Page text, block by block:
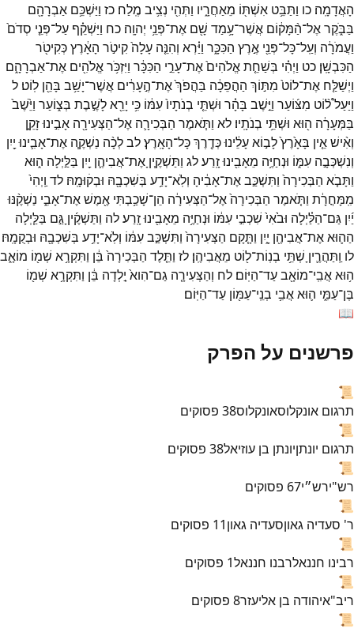
הָאֲדָמָֽה׃ כו וַתַּבֵּ֥ט אִשְׁתּ֖וֹ מֵאַחֲרָ֑יו וַתְּהִ֖י נְצִ֥יב מֶֽלַח׃ כז וַיַּשְׁכֵּ֥ם אַבְרָהָ֖ם
בַּבֹּ֑קֶראֶל־הַ֨מָּק֔וֹם אֲשֶׁר־עָ֥מַד שָׁ֖ם אֶת־פְּנֵ֥י יְהוָֽה׃ כח וַיַּשְׁקֵ֗ף עַל־פְּנֵ֤י סְדֹם֙
וַעֲמֹרָ֔ה וְעַֽל־כָּל־פְּנֵ֖י אֶ֣רֶץ הַכִּכָּ֑ר וַיַּ֗רְא וְהִנֵּ֤ה עָלָה֙קִיטֹ֣ר הָאָ֔רֶץכְּקִיטֹ֖ר
הַכִּבְשָֽׁן׃ כט וַיְהִ֗י בְּשַׁחֵ֤תאֱלֹהִים֙אֶת־עָרֵ֣י הַכִּכָּ֔ר וַיִּזְכֹּ֥ראֱלֹהִ֖ים אֶת־אַבְרָהָ֑ם
וַיְשַׁלַּ֤ח אֶת־לוֹט֙ מִתּ֣וֹךְ הַהֲפֵכָ֔ה בַּהֲפֹךְ֙אֶת־הֶ֣עָרִ֔ים אֲשֶׁר־יָשַׁ֥ב בָּהֵ֖ן לֽוֹט׃ ל
וַיַּעַל֩ל֨וֹט מִצּ֜וֹעַר וַיֵּ֣שֶׁב בָּהָ֗ר וּשְׁתֵּ֤י בְנֹתָיו֙עִמּ֔וֹ כִּ֥י יָרֵ֖אלָשֶׁ֣בֶת בְּצ֑וֹעַר וַיֵּ֙שֶׁב֙
בַּמְּעָרָ֔ה ה֖וּא וּשְׁתֵּ֥י בְנֹתָֽיו׃ לא וַתֹּ֧אמֶר הַבְּכִירָ֛ה אֶל־הַצְּעִירָ֖ה אָבִ֣ינוּזָקֵ֑ן
וְאִ֨ישׁאֵ֤ין בָּאָ֙רֶץ֙לָב֣וֹאעָלֵ֔ינוּכְּדֶ֖רֶךְכָּל־הָאָֽרֶץ׃לבלְכָ֨ה נַשְׁקֶ֧ה אֶת־אָבִ֛ינוּ יַ֖יִן
וְנִשְׁכְּבָ֣ה עִמּ֑וֹ וּנְחַיֶּ֥ה מֵאָבִ֖ינוּזָֽרַע׃לג וַתַּשְׁקֶ֧יןָ אֶת־אֲבִיהֶ֛ן יַ֖יִן בַּלַּ֣יְלָה ה֑וּא
וַתָּבֹ֤א הַבְּכִירָה֙ וַתִּשְׁכַּ֣באֶת־אָבִ֔יהָ וְלֹֽא־יָדַ֥ע בְּשִׁכְבָ֖הּ וּבְקׄוּמָֽהּ׃ לד וַֽיְהִי֙
מִֽמָּחֳרָ֔ת וַתֹּ֤אמֶר הַבְּכִירָה֙אֶל־הַצְּעִירָ֔ה הֵן־שָׁכַ֥בְתִּי אֶ֖מֶשׁאֶת־אָבִ֑י נַשְׁקֶ֨נּוּ
יַ֜יִן גַּם־הַלַּ֗יְלָה וּבֹ֙אִי֙ שִׁכְבִ֣י עִמּ֔וֹ וּנְחַיֶּ֥ה מֵאָבִ֖ינוּזָֽרַע׃לה וַתַּשְׁקֶ֜יןָ גַּ֣ם בַּלַּ֧יְלָה
הַה֛וּאאֶת־אֲבִיהֶ֖ן יָ֑יִן וַתָּ֤קָם הַצְּעִירָה֙ וַתִּשְׁכַּ֣בעִמּ֔וֹ וְלֹֽא־יָדַ֥ע בְּשִׁכְבָ֖הּ וּבְקֻמָֽהּ׃
לו וַֽתַּהֲרֶ֛יןָ שְׁתֵּ֥י בְנֽוֹת־ל֖וֹט מֵאֲבִיהֶֽן׃ לז וַתֵּ֤לֶד הַבְּכִירָה֙ בֵּ֔ן וַתִּקְרָ֥א שְׁמ֖וֹ מוֹאָ֑ב
ה֥וּאאֲבִֽי־מוֹאָ֖בעַד־הַיּֽוֹם׃ לח וְהַצְּעִירָ֤ה גַם־הִוא֙ יָ֣לְדָה בֵּ֔ן וַתִּקְרָ֥א שְׁמ֖וֹ
בֶּן־עַמִּ֑י ה֛וּאאֲבִ֥י בְנֵֽי־עַמּ֖וֹן עַד־הַיּֽוֹם׃
📖
פרשנים על הפרק
📜
תרגום אונקלוסאונקלוס38 פסוקים
📜
תרגום יונתןיונתן בן עוזיאל38 פסוקים
📜
רש"ירש״י67 פסוקים
📜
ר' סעדיה גאוןסעדיה גאון11 פסוקים
📜
רבינו חננאלרבנו חננאל1 פסוקים
📜
ריב"איהודה בן אליעזר8 פסוקים
📜